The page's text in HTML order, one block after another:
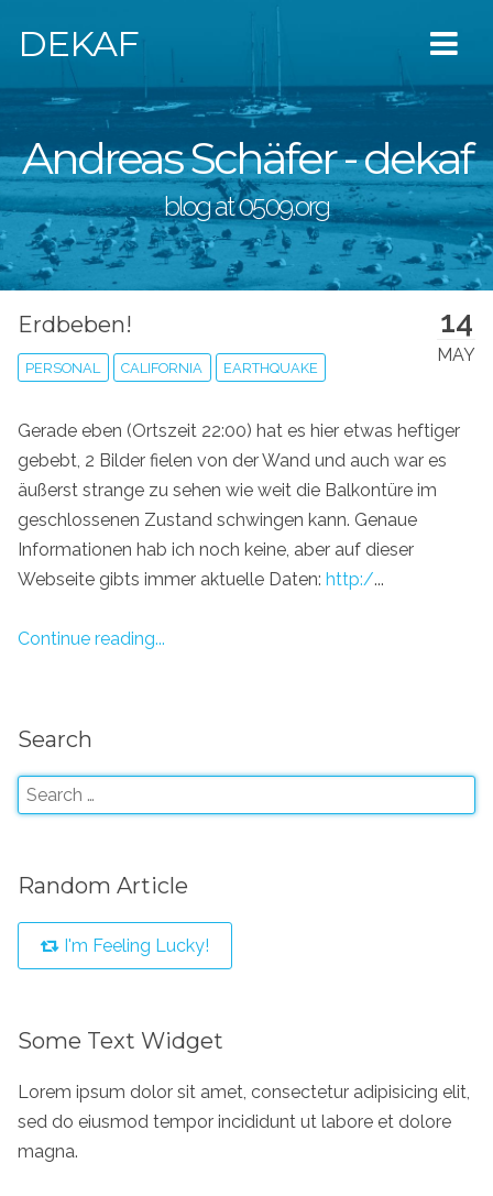
DEKAF
Andreas Schäfer - dekaf
blog at 0509.org
14
MAY
Erdbeben!
PERSONAL CALIFORNIA EARTHQUAKE
Gerade eben (Ortszeit 22:00) hat es hier etwas heftiger
gebebt, 2 Bilder fielen von der Wand und auch war es
äußerst strange zu sehen wie weit die Balkontüre im
geschlossenen Zustand schwingen kann. Genaue
Informationen hab ich noch keine, aber auf dieser
Webseite gibts immer aktuelle Daten: http:/...
Continue reading...
Search
Random Article
I'm Feeling Lucky!
Some Text Widget
Lorem ipsum dolor sit amet, consectetur adipisicing elit,
sed do eiusmod tempor incididunt ut labore et dolore
magna.